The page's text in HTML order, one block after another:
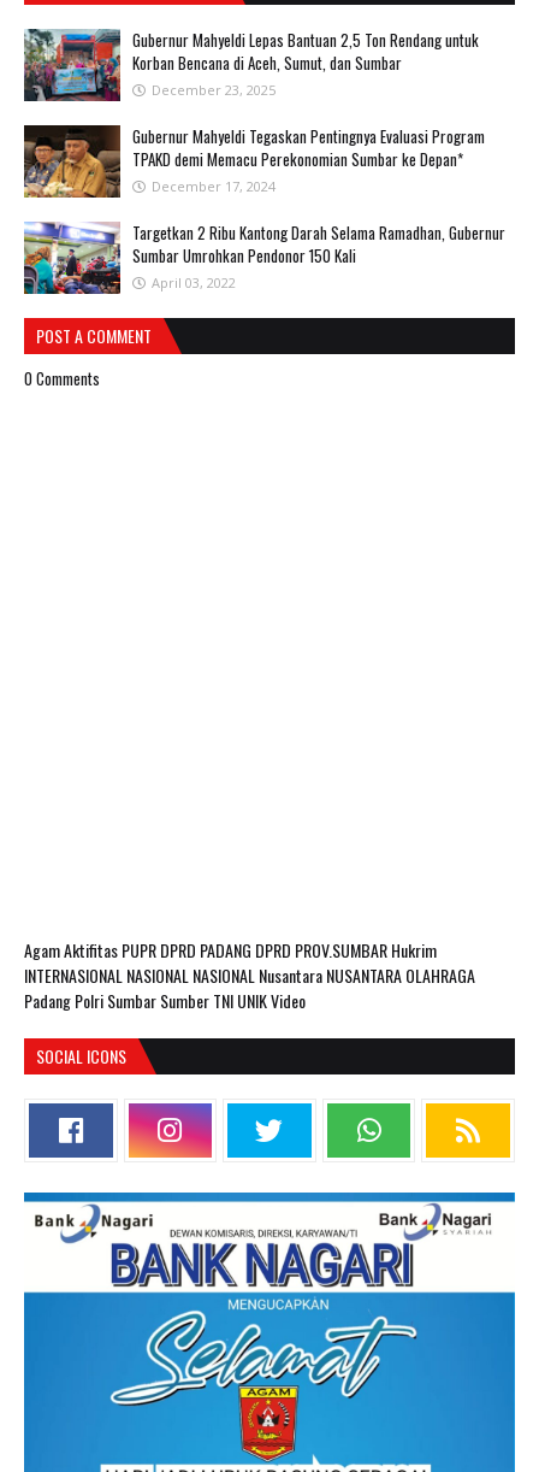
Gubernur Mahyeldi Lepas Bantuan 2,5 Ton Rendang untuk
Korban Bencana di Aceh, Sumut, dan Sumbar
December 23, 2025
Gubernur Mahyeldi Tegaskan Pentingnya Evaluasi Program
TPAKD demi Memacu Perekonomian Sumbar ke Depan*
December 17, 2024
Targetkan 2 Ribu Kantong Darah Selama Ramadhan, Gubernur
Sumbar Umrohkan Pendonor 150 Kali
April 03, 2022
POST A COMMENT
0 Comments
AgamAktifitas PUPRDPRD PADANG DPRD PROV.SUMBARHukrim
INTERNASIONAL NASIONAL NASIONAL NusantaraNUSANTARAOLAHRAGA
PadangPolriSumbarSumberTNIUNIKVideo
SOCIAL ICONS